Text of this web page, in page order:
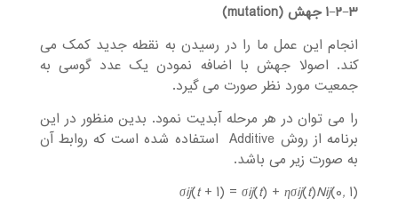
۱−۲−۳ جهش
(mutation)
انجام این عمل ما را در رسیدن به نقطه جدید کمک می
کند. اصولا جهش با اضافه نمودن یک عدد گوسی به
جمعیت مورد نظر صورت می گیرد.
را می توان در هر مرحله آبدیت نمود. بدین منظور در این
برنامه از روش Additive استفاده شده است که روابط آن
به صورت زیر می باشد.
σij(t+ 1) =σij(t) +ησij(t)Nij(0,1)